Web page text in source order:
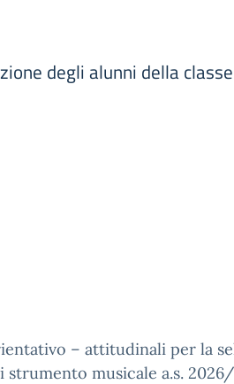
degli alunni della
– attitudinali per la
strumento musicale a.s.